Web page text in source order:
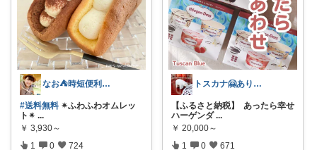
なお⛺️時短便利グッズ好き♡オリ写多め♪
#送料無料 ✴︎ふわふわオムレッ
ト✴︎ ...
￥ 3,930～
1 0 724
トスカナ🤗ありがとうございます💕
【ふるさと納税】 あったら幸せ
ハーゲンダ ...
￥ 20,000～
1 0 671